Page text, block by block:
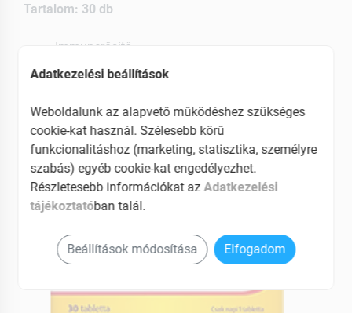
Tartalom: 30 db
Immunerősítő
Segíti a vesék kíválasztó funkcióját
Adatkezelési beállítások
Weboldalunk az alapvető működéshez szükséges
cookie-kat használ. Szélesebb körű
funkcionalitáshoz (marketing, statisztika, személyre
szabás) egyéb cookie-kat engedélyezhet.
Részletesebb információkat az Adatkezelési
tájékoztatóban talál.
Beállítások módosítása Elfogadom